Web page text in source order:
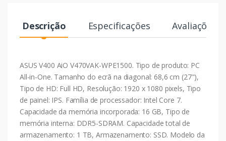
Descrição Especificações Avaliações
ASUS V400 AiO V470VAK-WPE1500. Tipo de produto: PC
All-in-One. Tamanho do ecrã na diagonal: 68,6 cm (27"),
Tipo de HD: Full HD, Resolução: 1920 x 1080 pixels, Tipo
de painel: IPS. Família de processador: Intel Core 7.
Capacidade da memória incorporada: 16 GB, Tipo de
memória interna: DDR5-SDRAM. Capacidade total de
armazenamento: 1 TB, Armazenamento: SSD. Modelo da